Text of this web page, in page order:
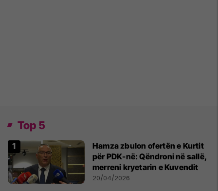
Top 5
Hamza zbulon ofertën e Kurtit
për PDK-në: Qëndroni në sallë,
merreni kryetarin e Kuvendit
20/04/2026